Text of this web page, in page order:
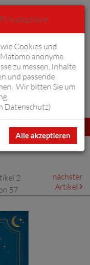
0
2
57
nächster
Artikel
Cookies und
anonyme
zu messen, Inhalte
und passende
Wir bitten Sie um
Datenschutz)
Alle akzeptieren